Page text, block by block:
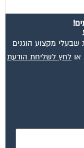
מקצוע הוגנים
לחץ לשליחת הודעת